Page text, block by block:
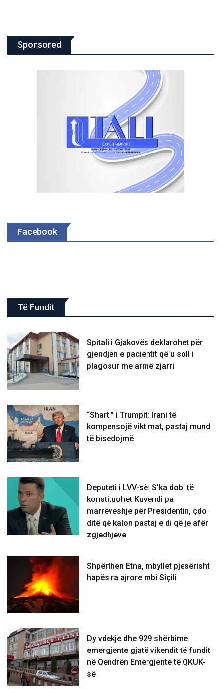
Sponsored
Facebook
Të Fundit
Spitali i Gjakovës deklarohet për
gjendjen e pacientit që u soll i
plagosur me armë zjarri
“Sharti” i Trumpit: Irani të
kompensojë viktimat, pastaj mund
të bisedojmë
Deputeti i LVV-së: S’ka dobi të
konstituohet Kuvendi pa
marrëveshje për Presidentin, çdo
ditë që kalon pastaj e di që je afër
zgjedhjeve
Shpërthen Etna, mbyllet pjesërisht
hapësira ajrore mbi Siçili
Dy vdekje dhe 929 shërbime
emergjente gjatë vikendit të fundit
në Qendrën Emergjente të QKUK-
së